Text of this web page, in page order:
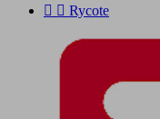
  Rycote